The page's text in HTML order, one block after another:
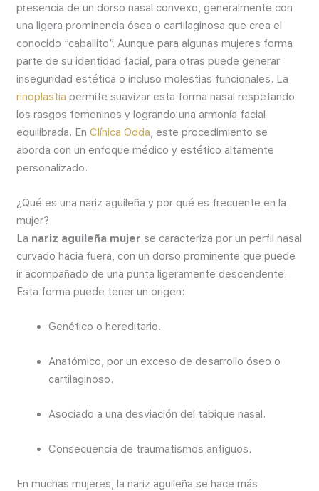
presencia de un dorso nasal convexo, generalmente con
una ligera prominencia ósea o cartilaginosa que crea el
conocido “caballito”. Aunque para algunas mujeres forma
parte de su identidad facial, para otras puede generar
inseguridad estética o incluso molestias funcionales. La
rinoplastia permite suavizar esta forma nasal respetando
los rasgos femeninos y logrando una armonía facial
equilibrada. EnClínica Odda, este procedimiento se
aborda con un enfoque médico y estético altamente
personalizado.
¿Qué es una nariz aguileña y por qué es frecuente en la
mujer?
La nariz aguileña mujer se caracteriza por un perfil nasal
curvado hacia fuera, con un dorso prominente que puede
ir acompañado de una punta ligeramente descendente.
Esta forma puede tener un origen:
Genético o hereditario.
Anatómico, por un exceso de desarrollo óseo o
cartilaginoso.
Asociado a una desviación del tabique nasal.
Consecuencia de traumatismos antiguos.
En muchas mujeres, la nariz aguileña se hace más